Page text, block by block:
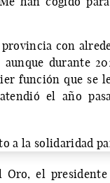
con
durante
función que se
el año
Oro, el